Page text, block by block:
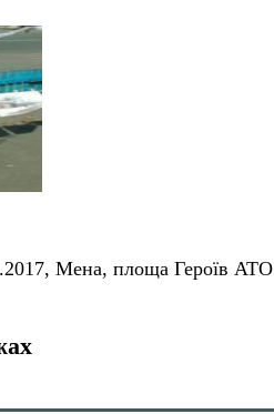
Мена, площа Героїв АТО